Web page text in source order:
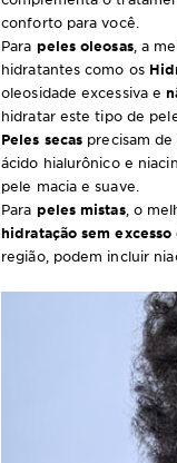
conforto para você.
Para peles oleosas, a
hidratantes como os
oleosidade excessiva e
hidratar este tipo de
Peles secas precisam de
ácido hialurônico e
pele macia e suave.
Para peles mistas, o
hidratação sem
região, podem incluir